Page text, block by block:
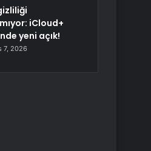
iCloud+
yeni açık!
7, 2026